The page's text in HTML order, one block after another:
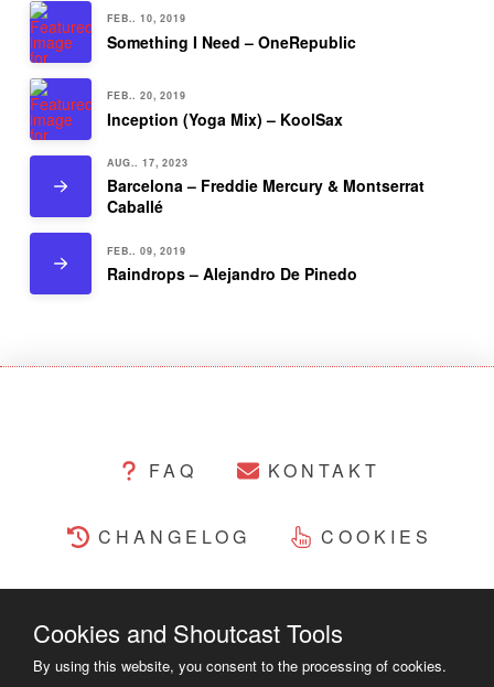
FEB.. 10, 2019
Something I Need – OneRepublic
FEB.. 20, 2019
Inception (Yoga Mix) – KoolSax
AUG.. 17, 2023
Barcelona – Freddie Mercury & Montserrat
Caballé
FEB.. 09, 2019
Raindrops – Alejandro De Pinedo
FAQ KONTAKT
CHANGELOG COOKIES
COPYRIGHT ©2014 - 2023
Cookies and Shoutcast Tools
By using this website, you consent to the processing of cookies.